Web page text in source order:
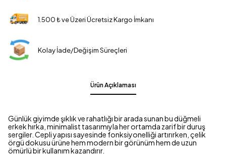
1.500 ₺ ve Üzeri Ücretsiz Kargo İmkanı
Kolay İade/Değişim Süreçleri
Ürün Açıklaması
Günlük giyimde şıklık ve rahatlığı bir arada sunan bu düğmeli
erkek hırka, minimalist tasarımıyla her ortamda zarif bir duruş
sergiler. Cepli yapısı sayesinde fonksiyonelliği artırırken, çelik
örgü dokusu ürüne hem modern bir görünüm hem de uzun
ömürlü bir kullanım kazandırır.